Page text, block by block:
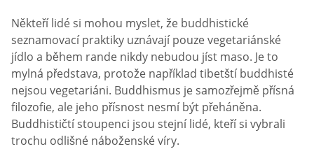
Někteří lidé si mohou myslet, že buddhistické
seznamovací praktiky uznávají pouze vegetariánské
jídlo a během rande nikdy nebudou jíst maso. Je to
mylná představa, protože například tibetští buddhisté
nejsou vegetariáni. Buddhismus je samozřejmě přísná
filozofie, ale jeho přísnost nesmí být přeháněna.
Buddhističtí stoupenci jsou stejní lidé, kteří si vybrali
trochu odlišné náboženské víry.